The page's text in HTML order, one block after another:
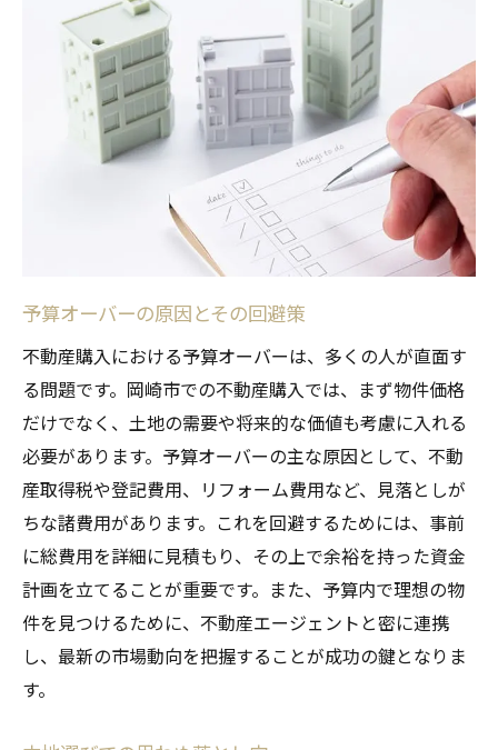
購入前に確認すべき法的要件
予算設定と資金計画の立て方
物件選びで注目すべき設備や環境
購入後の維持費用の見積もり方
岡崎市の不動産市場に潜むリスクとその対策
地価変動の影響とその予測
自然災害リスクへの備え方
人口動態の変化がもたらす影響
行政政策の変化とその対応策
地域特有のリスク要因を知る
市場動向に基づく戦略的購入計画
不動産購入で注意すべき契約条件の落とし穴
契約書に隠れた重要な条項とは
購入条件の交渉術
違約金やキャンセルポリシーの確認
ローン契約での注意点
物件引渡し時のチェックリスト
契約後の法的手続きの流れ
予算オーバーの原因とその回避策
不動産購入における予算オーバーは、多くの人が直面す
る問題です。岡崎市での不動産購入では、まず物件価格
だけでなく、土地の需要や将来的な価値も考慮に入れる
必要があります。予算オーバーの主な原因として、不動
産取得税や登記費用、リフォーム費用など、見落としが
ちな諸費用があります。これを回避するためには、事前
に総費用を詳細に見積もり、その上で余裕を持った資金
計画を立てることが重要です。また、予算内で理想の物
件を見つけるために、不動産エージェントと密に連携
し、最新の市場動向を把握することが成功の鍵となりま
す。